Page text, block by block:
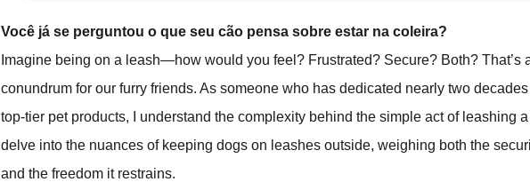
Você já se perguntou o que seu cão pensa sobre estar na coleira?
Imagine being on a leash—how would you feel? Frustrated? Secure? Both? That’s
conundrum for our furry friends. As someone who has dedicated nearly two
top-tier pet products, I understand the complexity behind the simple act of leashing a
delve into the nuances of keeping dogs on leashes outside, weighing both the
and the freedom it restrains.